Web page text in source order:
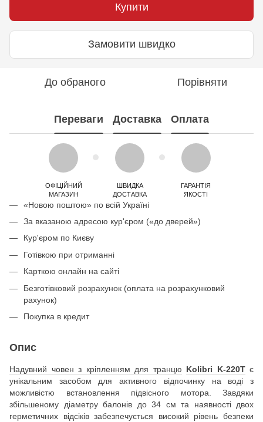
Купити
Замовити швидко
До обраного Порівняти
Переваги Доставка Оплата
ОФІЦІЙНИЙ
МАГАЗИН
ШВИДКА
ДОСТАВКА
ГАРАНТІЯ
ЯКОСТІ
«Новою поштою» по всій Україні
За вказаною адресою кур'єром («до дверей»)
Кур'єром по Києву
Готівкою при отриманні
Карткою онлайн на сайті
Безготівковий розрахунок (оплата на розрахунковий
рахунок)
Покупка в кредит
Опис
Надувний човен з кріпленням для транцю Kolibri K-220Tє
унікальним засобом для активного відпочинку на воді з
можливістю встановлення підвісного мотора. Завдяки
збільшеному діаметру балонів до 34 см та наявності двох
герметичних відсіків забезпечується високий рівень безпеки